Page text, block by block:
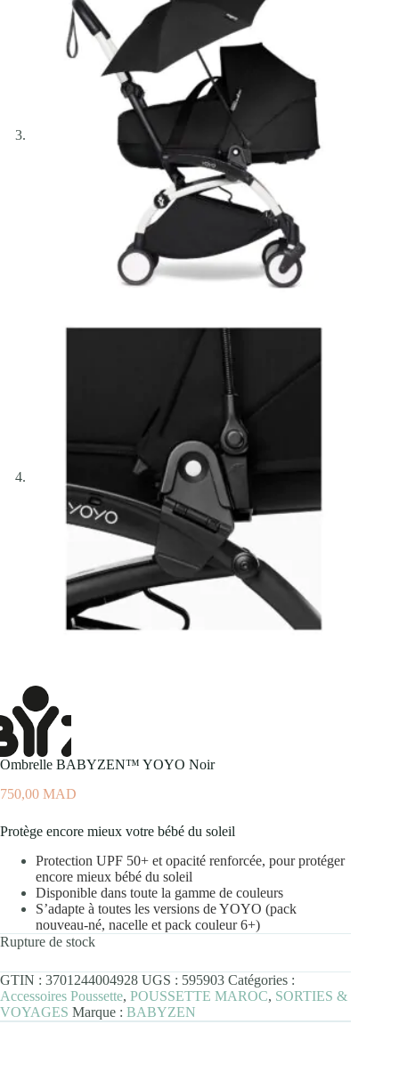
Ombrelle BABYZEN™ YOYO Noir
750,00 MAD
Protège encore mieux votre bébé du soleil
Protection UPF 50+ et opacité renforcée, pour protéger
encore mieux bébé du soleil
Disponible dans toute la gamme de couleurs
S’adapte à toutes les versions de YOYO (pack
nouveau-né, nacelle et pack couleur 6+)
Rupture de stock
GTIN : 3701244004928 UGS : 595903 Catégories :
Accessoires Poussette, POUSSETTE MAROC, SORTIES &
VOYAGES Marque : BABYZEN